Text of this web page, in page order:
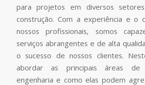
para projetos em diversos
construção. Com a experiência e o
nossos profissionais, somos
serviços abrangentes e de alta
o sucesso de nossos clientes.
abordar as principais áreas de
engenharia e como elas podem